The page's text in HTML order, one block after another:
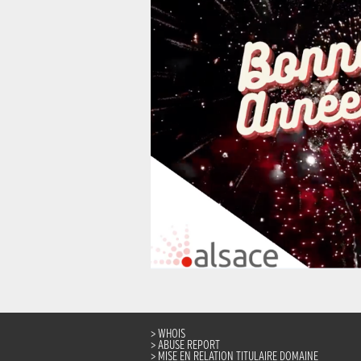
WHOIS
ABUSE REPORT
MISE EN RELATION TITULAIRE DOMAINE